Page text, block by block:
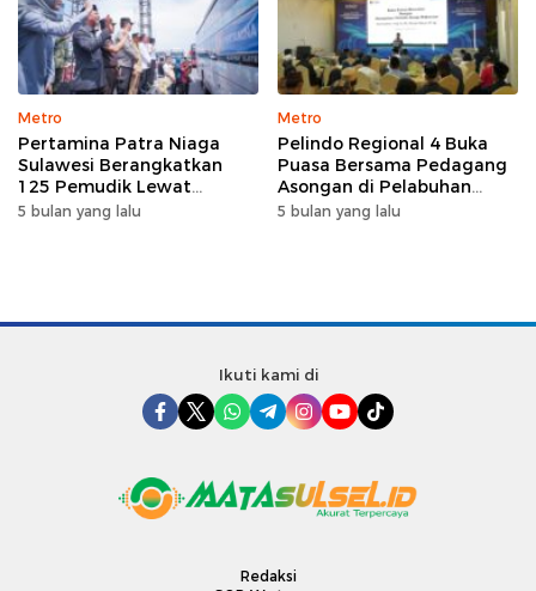
Metro
Pertamina Patra Niaga
Sulawesi Berangkatkan
125 Pemudik Lewat
Program Mudik Gratis
5 bulan yang lalu
Metro
Pelindo Regional 4 Buka
Puasa Bersama Pedagang
Asongan di Pelabuhan
Makassar, Perkuat
5 bulan yang lalu
Ikuti kami di
Redaksi